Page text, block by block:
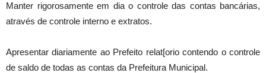
Manter rigorosamente em dia o controle das contas bancárias,
através de controle interno e extratos.
Apresentar diariamente ao Prefeito relat[orio contendo o controle
de saldo de todas as contas da Prefeitura Municipal.